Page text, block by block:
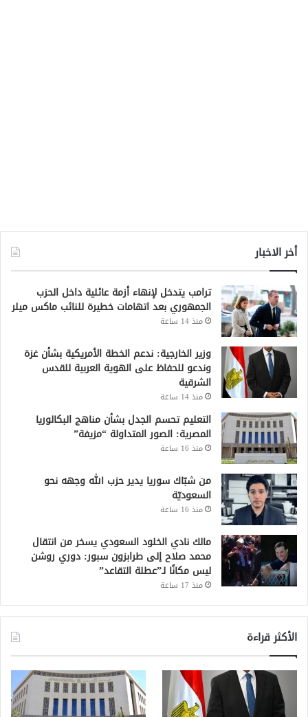
أخر الاخبار
ترامب يتدخل لإنهاء أزمة عائلية داخل الحزب
الجمهوري بعد اتهامات خطيرة للنائب ماكس ميلر
منذ 14 ساعة
وزير الخارجية: ندعم الخطة الأمريكية بشأن غزة
وندعو للحفاظ على الهوية العربية للقدس
الشرقية
منذ 14 ساعة
التعليم تحسم الجدل بشأن مناهج البكالوريا
المصرية: الصور المتداولة “مزيفة”
منذ 16 ساعة
من شبّاك سوريا يدير حزب الله وجهه نحو
السعوديّة
منذ 16 ساعة
مالك نادي الخلود السعودي يسخر من انتقال
محمد صلاح إلى طرابزون سبور: دوري روشن
ليس مكانًا لـ”عطلة التقاعد”
منذ 17 ساعة
الأكثر قراءة